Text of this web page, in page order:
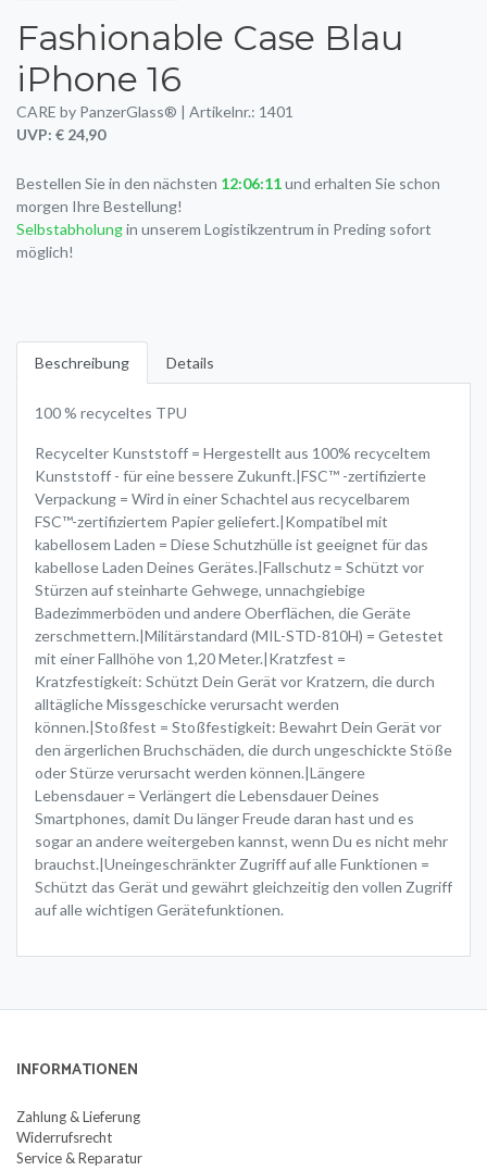
Fashionable Case Blau
iPhone 16
CARE by PanzerGlass® | Artikelnr.: 1401
UVP: € 24,90
Bestellen Sie in den nächsten 12:06:11und erhalten Sie schon
morgen Ihre Bestellung!
Selbstabholungin unserem Logistikzentrum in Preding sofort
möglich!
Beschreibung Details
100 % recyceltes TPU
Recycelter Kunststoff = Hergestellt aus 100% recyceltem
Kunststoff - für eine bessere Zukunft.|FSC™ -zertifizierte
Verpackung = Wird in einer Schachtel aus recycelbarem
FSC™-zertifiziertem Papier geliefert.|Kompatibel mit
kabellosem Laden = Diese Schutzhülle ist geeignet für das
kabellose Laden Deines Gerätes.|Fallschutz = Schützt vor
Stürzen auf steinharte Gehwege, unnachgiebige
Badezimmerböden und andere Oberflächen, die Geräte
zerschmettern.|Militärstandard (MIL-STD-810H) = Getestet
mit einer Fallhöhe von 1,20 Meter.|Kratzfest =
Kratzfestigkeit: Schützt Dein Gerät vor Kratzern, die durch
alltägliche Missgeschicke verursacht werden
können.|Stoßfest = Stoßfestigkeit: Bewahrt Dein Gerät vor
den ärgerlichen Bruchschäden, die durch ungeschickte Stöße
oder Stürze verursacht werden können.|Längere
Lebensdauer = Verlängert die Lebensdauer Deines
Smartphones, damit Du länger Freude daran hast und es
sogar an andere weitergeben kannst, wenn Du es nicht mehr
brauchst.|Uneingeschränkter Zugriff auf alle Funktionen =
Schützt das Gerät und gewährt gleichzeitig den vollen Zugriff
auf alle wichtigen Gerätefunktionen.
INFORMATIONEN
Zahlung & Lieferung
Widerrufsrecht
Service & Reparatur